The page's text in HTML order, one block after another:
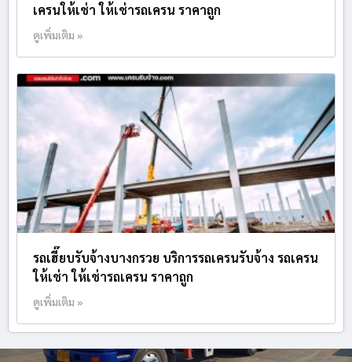
เครนให้เช่า ให้เช่ารถเครน ราคาถูก
ดูเพิ่มเติม »
รถเฮี๊ยบรับจ้างบางกรวย บริการรถเครนรับจ้าง รถเครน
ให้เช่า ให้เช่ารถเครน ราคาถูก
ดูเพิ่มเติม »